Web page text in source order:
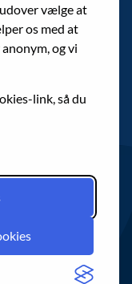
vælge at
os med at
og vi
link, så du